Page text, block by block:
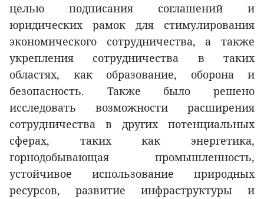
целью подписания соглашений и
юридических рамок для стимулирования
экономического сотрудничества, а также
укрепления сотрудничества в таких
областях, как образование, оборона и
безопасность. Также было решено
исследовать возможности расширения
сотрудничества в других потенциальных
сферах, таких как энергетика,
горнодобывающая промышленность,
устойчивое использование природных
ресурсов, развитие инфраструктуры и